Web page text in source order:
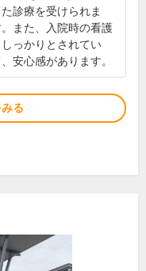
た診療を受けられま
また、入院時の看護
しっかりとされてい
安心感があります。
る